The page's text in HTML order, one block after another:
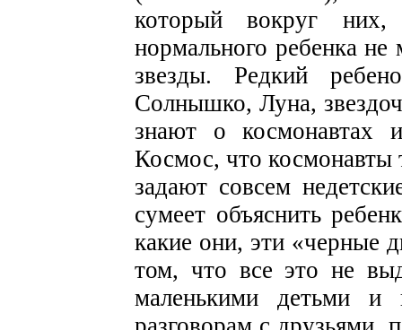
который вокруг
нормального ребенка
звезды. Редкий
Солнышко, Луна,
знают о космонавтах
Космос, что
задают совсем
сумеет объяснить
какие они, эти «черные
том, что все это не
маленькими детьми и